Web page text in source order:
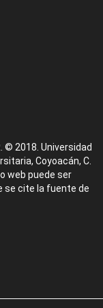
© 2018. Universidad
Coyoacán, C.
web puede ser
se cite la fuente de